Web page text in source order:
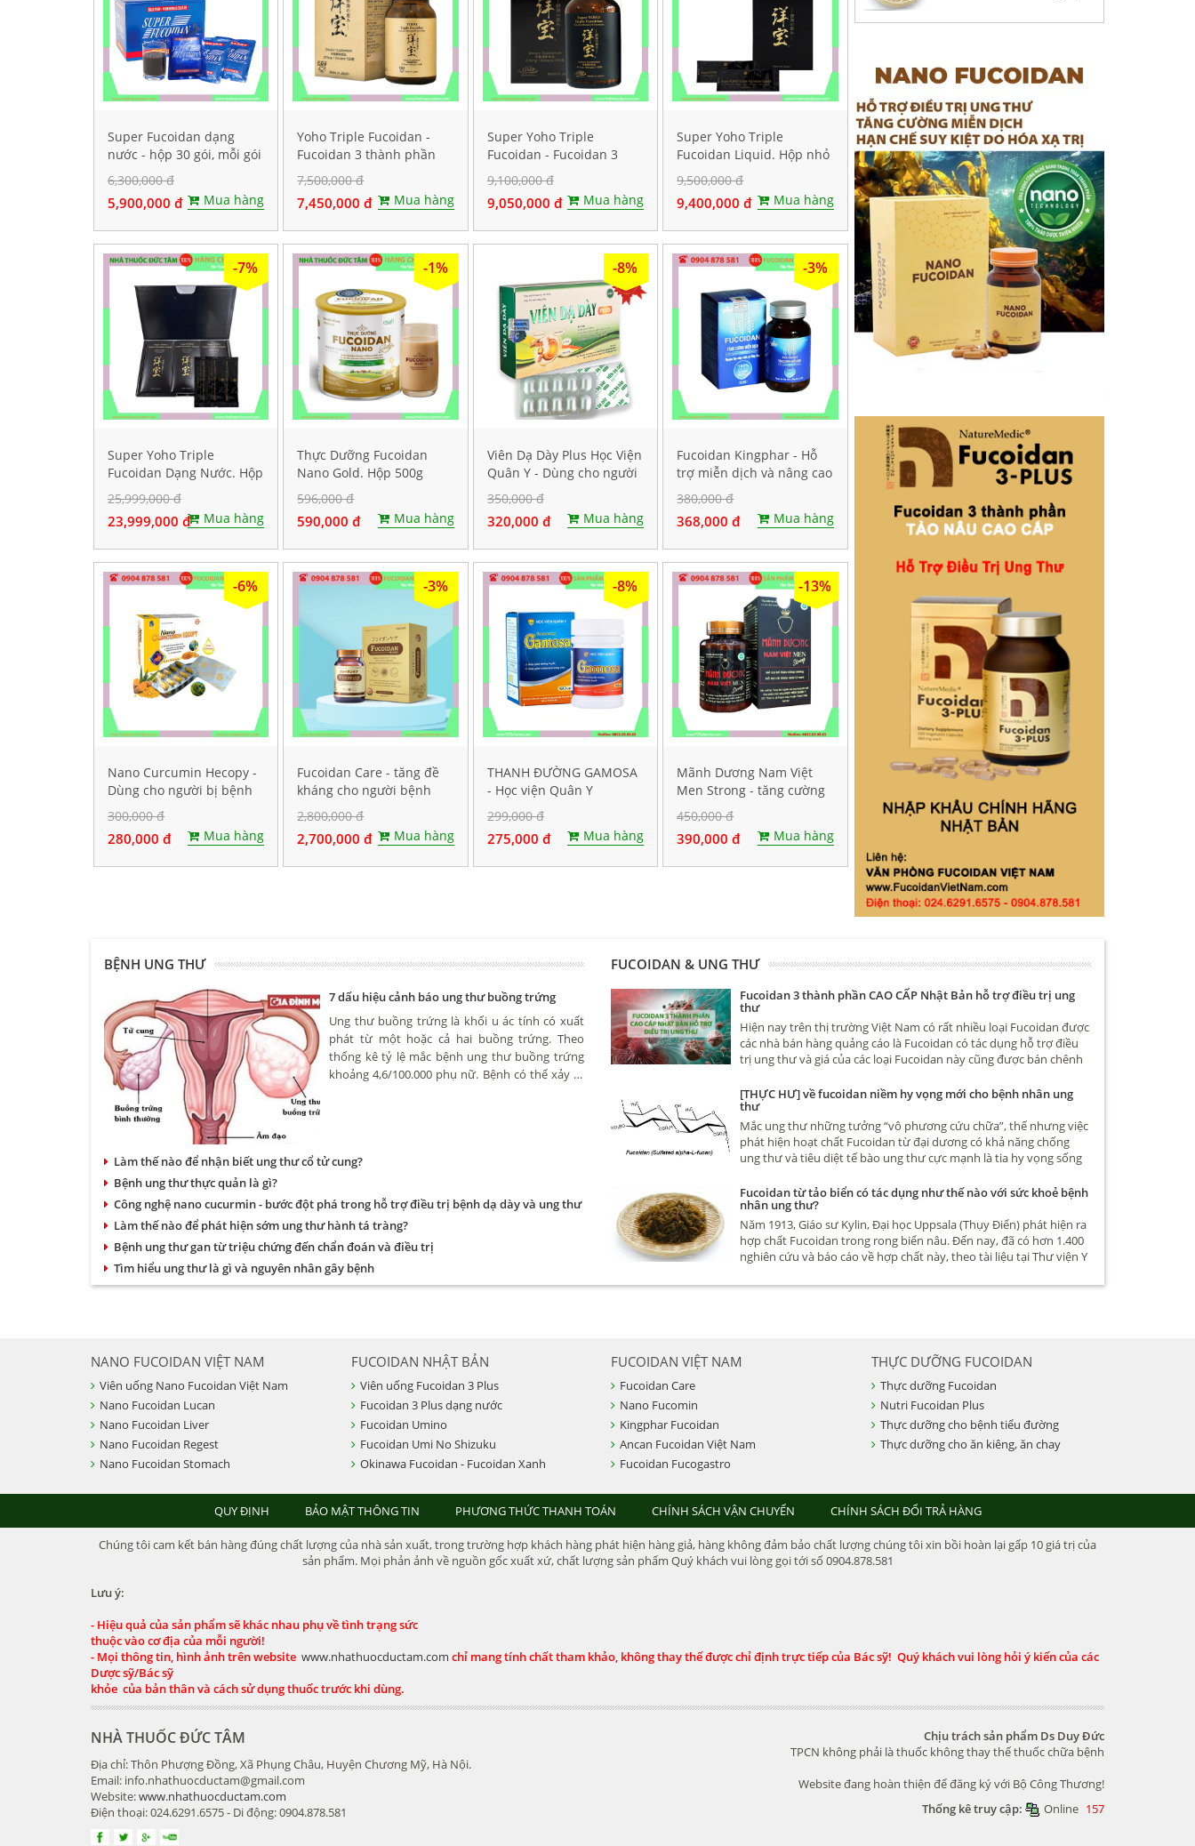
Super Fucoidan dạng
nước - hộp 30 gói, mỗi gói
chứa 100ml
6,300,000 đ
5,900,000 đ Mua hàng
Yoho Triple Fucoidan -
Fucoidan 3 thành phần
tảo nâu. Hộp 120 viên
7,500,000 đ
7,450,000 đ Mua hàng
Super Yoho Triple
Fucoidan - Fucoidan 3
thành phần tảo nâu hàm
lượng CAO. Hộp 160 viên
9,100,000 đ
9,050,000 đ Mua hàng
Super Yoho Triple
Fucoidan Liquid. Hộp nhỏ
20 gói
9,500,000 đ
9,400,000 đ Mua hàng
-7%
Super Yoho Triple
Fucoidan Dạng Nước. Hộp
25,999,000 đ
23,999,000 đ Mua hàng
-1%
Thực Dưỡng Fucoidan
Nano Gold. Hộp 500g
596,000 đ
590,000 đ Mua hàng
-8%
Viên Dạ Dày Plus Học Viện
Quân Y - Dùng cho người
bị bệnh dạ dày. Hộp 30
viên
350,000 đ
320,000 đ Mua hàng
-3%
Fucoidan Kingphar - Hỗ
trợ miễn dịch và nâng cao
sức đề kháng, Hộp 40 viên
380,000 đ
368,000 đ Mua hàng
-6%
Nano Curcumin Hecopy -
Dùng cho người bị bệnh
dạ dày. Hộp 60 viên
300,000 đ
280,000 đ Mua hàng
-3%
Fucoidan Care - tăng đề
kháng cho người bệnh
ung thư, Hộp 60 viên
nang cứng
2,800,000 đ
2,700,000 đ Mua hàng
-8%
THANH ĐƯỜNG GAMOSA
- Học viện Quân Y
299,000 đ
275,000 đ Mua hàng
-13%
Mãnh Dương Nam Việt
Men Strong - tăng cường
sinh lý nam
450,000 đ
390,000 đ Mua hàng
BỆNH UNG THƯ
7 dấu hiệu cảnh báo ung thư buồng trứng
Ung thư buồng trứng là khối u ác tính có xuất
phát từ một hoặc cả hai buồng trứng. Theo
thống kê tỷ lệ mắc bệnh ung thư buồng trứng
khoảng 4,6/100.000 phụ nữ. Bệnh có thể xảy ra
Làm thế nào để nhận biết ung thư cổ tử cung?
Bệnh ung thư thực quản là gì?
Công nghệ nano cucurmin - bước đột phá trong hỗ trợ điều trị bệnh dạ dày và ung thư
Làm thế nào để phát hiện sớm ung thư hành tá tràng?
Bệnh ung thư gan từ triệu chứng đến chẩn đoán và điều trị
Tìm hiểu ung thư là gì và nguyên nhân gây bệnh
FUCOIDAN & UNG THƯ
Fucoidan 3 thành phần CAO CẤP Nhật Bản hỗ trợ điều trị ung
thư
Hiện nay trên thị trường Việt Nam có rất nhiều loại Fucoidan được
các nhà bán hàng quảng cáo là Fucoidan có tác dụng hỗ trợ điều
trị ung thư và giá của các loại Fucoidan này cũng được bán chênh
vài trăm ngàn. Vậy điểm khác biệt giữa các loại Fucoidan này là gì
và thực sự cứ Fucoidan là có tác dụng hỗ trợ điều trị ung thư, tiêu
diệt tế bào ung thư hay không mời các bạn đọc bài viết sau nhé
[THỰC HƯ] về fucoidan niềm hy vọng mới cho bệnh nhân ung
thư
Mắc ung thư những tưởng “vô phương cứu chữa”, thế nhưng việc
phát hiện hoạt chất Fucoidan từ đại dương có khả năng chống
ung thư và tiêu diệt tế bào ung thư cực mạnh là tia hy vọng sống
ung thư như thế nào, mời bạn đọc cùng tìm hiểu qua bài viết sau
đây nhé
Fucoidan từ tảo biển có tác dụng như thế nào với sức khoẻ bệnh
nhân ung thư?
Năm 1913, Giáo sư Kylin, Đại học Uppsala (Thụy Điển) phát hiện ra
hợp chất Fucoidan trong rong biển nâu. Đến nay, đã có hơn 1.400
nghiên cứu và báo cáo về hợp chất này, theo tài liệu tại Thư viện Y
NANO FUCOIDAN VIỆT NAM
Viên uống Nano Fucoidan Việt Nam
Nano Fucoidan Lucan
Nano Fucoidan Liver
Nano Fucoidan Regest
Nano Fucoidan Stomach
FUCOIDAN NHẬT BẢN
Viên uống Fucoidan 3 Plus
Fucoidan 3 Plus dạng nước
Fucoidan Umino
Fucoidan Umi No Shizuku
Okinawa Fucoidan - Fucoidan Xanh
FUCOIDAN VIỆT NAM
Fucoidan Care
Nano Fucomin
Kingphar Fucoidan
Ancan Fucoidan Việt Nam
Fucoidan Fucogastro
THỰC DƯỠNG FUCOIDAN
Thực dưỡng Fucoidan
Nutri Fucoidan Plus
Thực dưỡng cho bệnh tiểu đường
Thực dưỡng cho ăn kiêng, ăn chay
QUY ĐỊNH BẢO MẬT THÔNG TIN PHƯƠNG THỨC THANH TOÁN CHÍNH SÁCH VẬN CHUYỂN CHÍNH SÁCH ĐỔI TRẢ HÀNG
Chúng tôi cam kết bán hàng đúng chất lượng của nhà sản xuất, trong trường hợp khách hàng phát hiện hàng giả, hàng không đảm bảo chất lượng chúng tôi xin bồi hoàn lại gấp 10 giá trị của
sản phẩm. Mọi phản ảnh về nguồn gốc xuất xứ, chất lượng sản phẩm Quý khách vui lòng gọi tới số 0904.878.581
Lưu ý:
- Hiệu quả của sản phẩm sẽ khác nhau phụ về tình trạng sức
thuộc vào cơ địa của mỗi người!
- Mọi thông tin, hình ảnh trên website www.nhathuocductam.com chỉ mang tính chất tham khảo, không thay thế được chỉ định trực tiếp của Bác sỹ! Quý khách vui lòng hỏi ý kiến của các
Dược sỹ/Bác sỹ
khỏe của bản thân và cách sử dụng thuốc trước khi dùng.
NHÀ THUỐC ĐỨC TÂM
Địa chỉ: Thôn Phượng Đồng, Xã Phụng Châu, Huyện Chương Mỹ, Hà Nội.
Email: info.nhathuocductam@gmail.com
Website:www.nhathuocductam.com
Điện thoại: 024.6291.6575 - Di động: 0904.878.581
Chịu trách sản phẩm Ds Duy Đức
TPCN không phải là thuốc không thay thế thuốc chữa bệnh
Website đang hoàn thiện để đăng ký với Bộ Công Thương!
Thống kê truy cập:
Online 157